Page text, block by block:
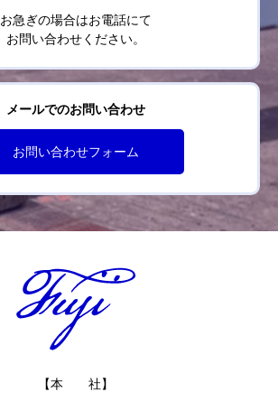
メールでのお問い合わせ
お問い合わせフォーム
お急ぎの場合はお電話にて
お問い合わせください。
【本 社】